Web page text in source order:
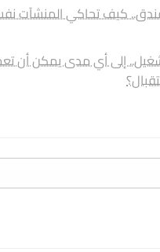
كيف تحاكي المنشآت
إلى أي مدى يمكن أن